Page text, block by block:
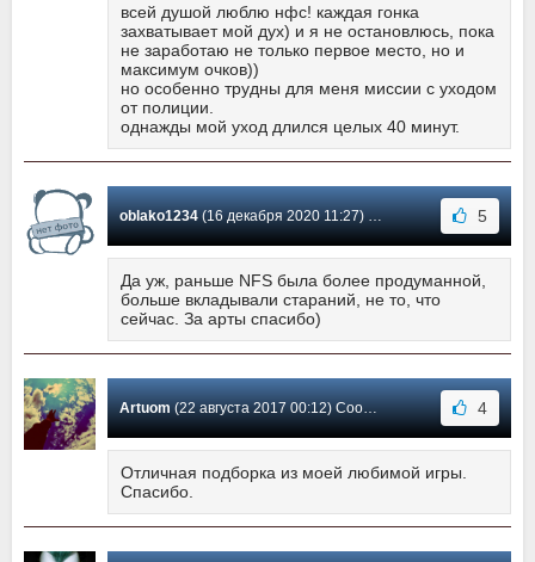
всей душой люблю нфс! каждая гонка
захватывает мой дух) и я не остановлюсь, пока
не заработаю не только первое место, но и
максимум очков))
но особенно трудны для меня миссии с уходом
от полиции.
однажды мой уход длился целых 40 минут.
oblako1234(16 декабря 2020 11:27) Сообщение #5 5
Да уж, раньше NFS была более продуманной,
больше вкладывали стараний, не то, что
сейчас. За арты спасибо)
Artuom(22 августа 2017 00:12) Сообщение #4 4
Отличная подборка из моей любимой игры.
Спасибо.